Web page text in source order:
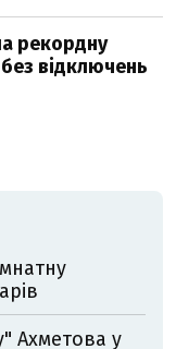
рекордну
відключень
Ахметова у